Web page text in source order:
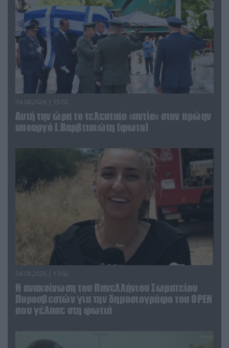
04.08.2026 | 15:02
Αυτή την ώρα το τελευταίο «αντίο» στον πρώην
υπουργό Ι.Βαρβιτσιώτη (φωτο)
04.08.2026 | 13:02
Η ανακοίνωση του Πανελλήνιου Σωματείου
Πυροσβεστών για την δημοσιογράφο του OPEN
που γέλασε στη φωτιά